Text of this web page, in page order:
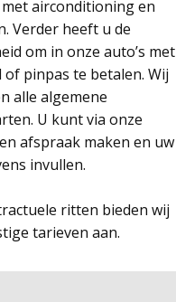
airconditioning en
Verder heeft u de
om in onze auto’s met
of pinpas te betalen. Wij
alle algemene
U kunt via onze
afspraak maken en uw
invullen.
ritten bieden wij
tarieven aan.